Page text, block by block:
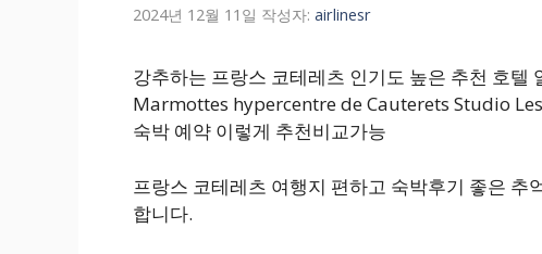
2024년 12월 11일 작성자: airlinesr
강추하는 프랑스 코테레츠 인기도 높은 추천 호텔
Marmottes hypercentre de Cauterets Studio
숙박 예약 이렇게 추천비교가능
프랑스 코테레츠 여행지 편하고 숙박후기 좋은 추
합니다.